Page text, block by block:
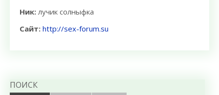
Ник:лучик солныфка
Сайт: http://sex-forum.su
ПОИСК